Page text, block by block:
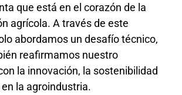
que está en el corazón de la
agrícola. A través de este
abordamos un desafío técnico,
reafirmamos nuestro
la innovación, la sostenibilidad
la agroindustria.